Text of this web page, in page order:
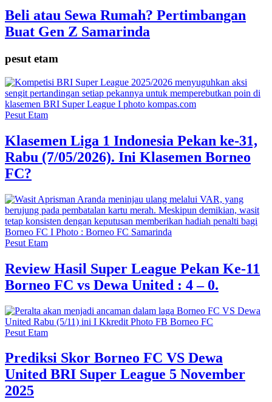
Beli atau Sewa Rumah? Pertimbangan
Buat Gen Z Samarinda
pesut etam
Pesut Etam
Klasemen Liga 1 Indonesia Pekan ke-31,
Rabu (7/05/2026). Ini Klasemen Borneo
FC?
Pesut Etam
Review Hasil Super League Pekan Ke-11
Borneo FC vs Dewa United : 4 – 0.
Pesut Etam
Prediksi Skor Borneo FC VS Dewa
United BRI Super League 5 November
2025